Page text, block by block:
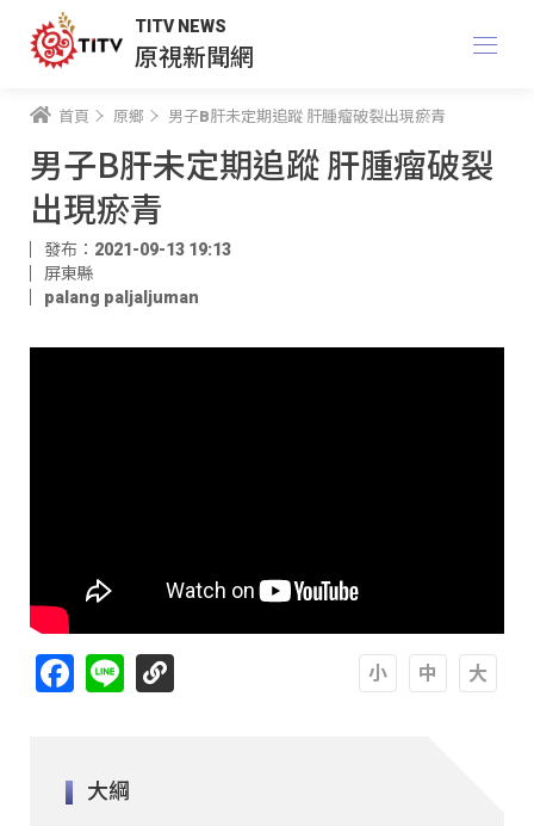
TITV NEWS
原視新聞網
首頁 原鄉 男子B肝未定期追蹤 肝腫瘤破裂出現瘀青
男子B肝未定期追蹤 肝腫瘤破裂
出現瘀青
發布：2021-09-13 19:13
屏東縣
palang paljaljuman
Facebook
Line
大綱